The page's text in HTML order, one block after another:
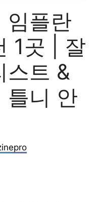
임플란
1곳 | 잘
스트 &
틀니 안